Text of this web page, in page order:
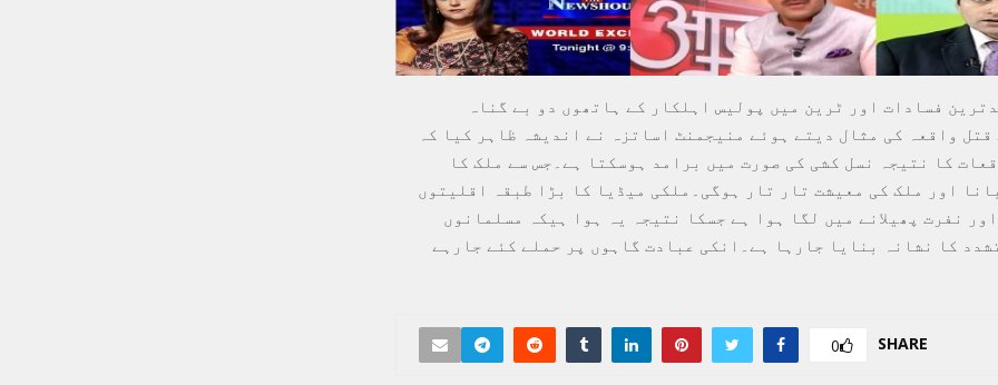
فسادات اور ٹرین میں پولیس اہلکار کے ہاتھوں دو بے گناہ
واقعہ کی مثال دیتے ہوئے منیجمنٹ اساتزہ نے اندیشہ ظاہر کیا کہ
کا نتیجہ نسل کشی کی صورت میں برامد ہوسکتا ہے۔جس سے ملک کا
اور ملک کی معیشت تار تار ہوگی۔ملکی میڈیا کا بڑا طبقہ اقلیتوں
اور نفرت پھیلانے میں لگا ہوا ہے جسکا نتیجہ یہ ہوا ہیکہ مسلمانوں
کا نشانہ بنایا جارہا ہے۔انکی عبادت گاہوں پر حملے کئے جارہے
SHARE
0